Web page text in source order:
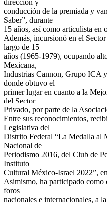
dirección y
conducción de la premiada y
Saber”, durante
15 años, así como articulista en
Además, incursionó en el
largo de 15
años (1965-1979), ocupando
Mexicana,
Industrias Cannon, Grupo ICA
donde obtuvo el
primer lugar en cuanto a la
del Sector
Privado, por parte de la
Entre sus reconocimientos,
Legislativa del
Distrito Federal “La Medalla al
Nacional de
Periodismo 2016, del Club de
Instituto
Cultural México-Israel 2022”,
Asimismo, ha participado como
foros
nacionales e internacionales, a